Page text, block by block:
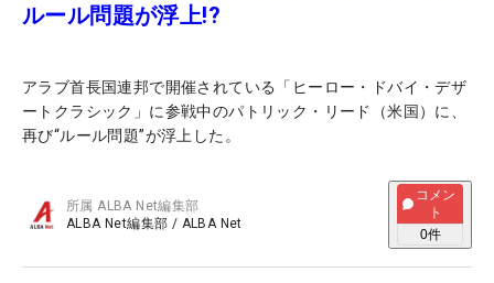
ルール問題が浮上!?
アラブ首長国連邦で開催されている「ヒーロー・ドバイ・デザ
ートクラシック」に参戦中のパトリック・リード（米国）に、
再び“ルール問題”が浮上した。
所属ALBA Net編集部
ALBA Net編集部 / ALBA Net
コメン
ト
0件